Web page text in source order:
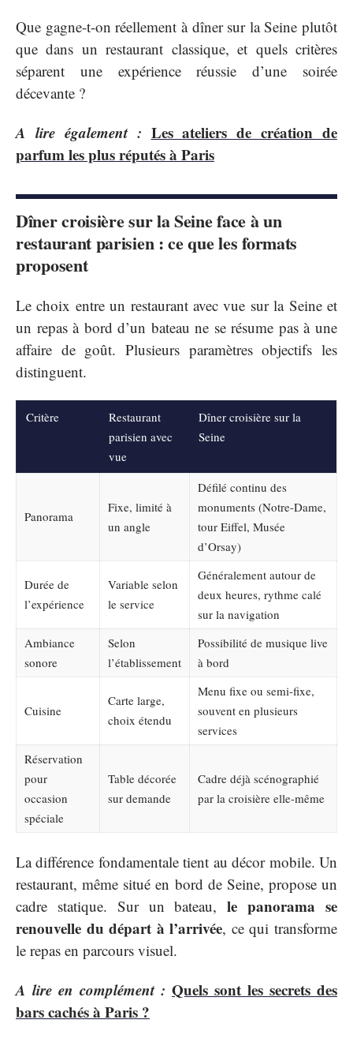
Que gagne-t-on réellement à dîner sur la Seine plutôt
que dans un restaurant classique, et quels critères
séparent une expérience réussie d’une soirée
décevante ?
A lire également : Les ateliers de création de
parfum les plus réputés à Paris
Dîner croisière sur la Seine face à un
restaurant parisien : ce que les formats
proposent
Le choix entre un restaurant avec vue sur la Seine et
un repas à bord d’un bateau ne se résume pas à une
affaire de goût. Plusieurs paramètres objectifs les
distinguent.
Critère
Restaurant
parisien avec
vue
Dîner croisière sur la
Seine
Panorama
Fixe, limité à
un angle
Défilé continu des
monuments (Notre-Dame,
tour Eiffel, Musée
d’Orsay)
Durée de
l’expérience
Variable selon
le service
Généralement autour de
deux heures, rythme calé
sur la navigation
Ambiance
sonore
Selon
l’établissement
Possibilité de musique live
à bord
Cuisine
Carte large,
choix étendu
Menu fixe ou semi-fixe,
souvent en plusieurs
services
Réservation
pour
occasion
spéciale
Table décorée
sur demande
Cadre déjà scénographié
par la croisière elle-même
La différence fondamentale tient au décor mobile. Un
restaurant, même situé en bord de Seine, propose un
cadre statique. Sur un bateau,le panorama se
renouvelle du départ à l’arrivée, ce qui transforme
le repas en parcours visuel.
A lire en complément : Quels sont les secrets des
bars cachés à Paris ?